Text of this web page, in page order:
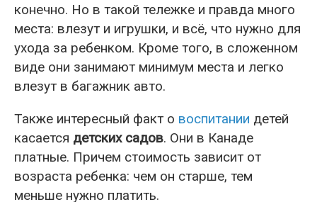
конечно. Но в такой тележке и правда много
места: влезут и игрушки, и всё, что нужно для
ухода за ребенком. Кроме того, в сложенном
виде они занимают минимум места и легко
влезут в багажник авто.
Также интересный факт о воспитании детей
касается детских садов. Они в Канаде
платные. Причем стоимость зависит от
возраста ребенка: чем он старше, тем
меньше нужно платить.